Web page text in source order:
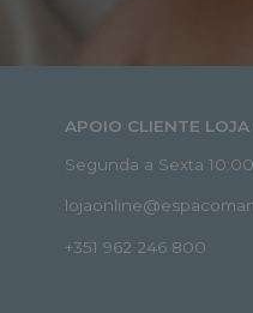
APOIO CLIENTE
Segunda a Sexta 10:00
+351 962 246 800